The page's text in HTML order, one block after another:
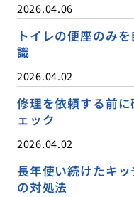
2026.04.06
トイレの便座のみ
識
2026.04.02
修理を依頼する前
ェック
2026.04.02
長年使い続けたキ
の対処法